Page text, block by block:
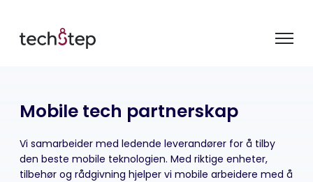
Mobile tech partnerskap
Vi samarbeider med ledende leverandører for å tilby
den beste mobile teknologien. Med riktige enheter,
tilbehør og rådgivning hjelper vi mobile arbeidere med å